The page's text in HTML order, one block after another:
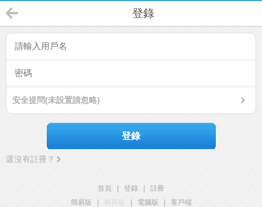
登錄
安全提問(未設置請忽略)
登錄
還沒有註冊？
首頁 登錄
註冊
簡易版
觸屏版 電腦版
客戶端